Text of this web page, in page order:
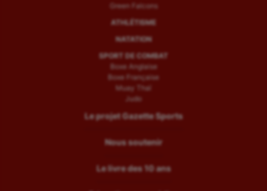
Green Falcons
ATHLÉTISME
NATATION
SPORT DE COMBAT
Boxe Anglaise
Boxe Française
Muay Thaï
Judo
Le projet Gazette Sports
Nous soutenir
Le livre des 10 ans